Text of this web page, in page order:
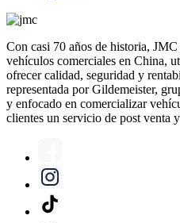
Con casi 70 años de historia,
vehículos comerciales en China,
ofrecer calidad, seguridad y
representada por Gildemeister,
y enfocado en comercializar
clientes un servicio de post venta